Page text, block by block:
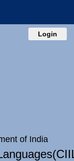
Login
of India